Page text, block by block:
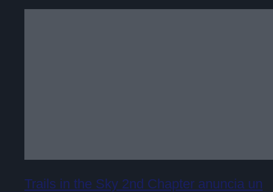
Trails in the Sky 2nd Chapter anuncia un